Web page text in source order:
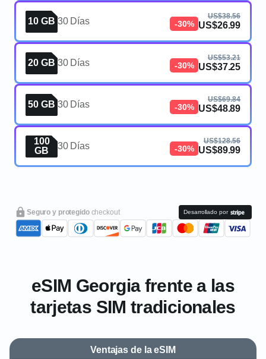
10 GB 30 Días -30%
US$38.56
US$26.99
20 GB 30 Días -30%
US$53.21
US$37.25
50 GB 30 Días -30%
US$69.84
US$48.89
100
GB
30 Días -30%
US$128.56
US$89.99
Seguro y protegido checkout Desarrollado por
eSIM Georgia frente a las
tarjetas SIM tradicionales
Ventajas de la eSIM